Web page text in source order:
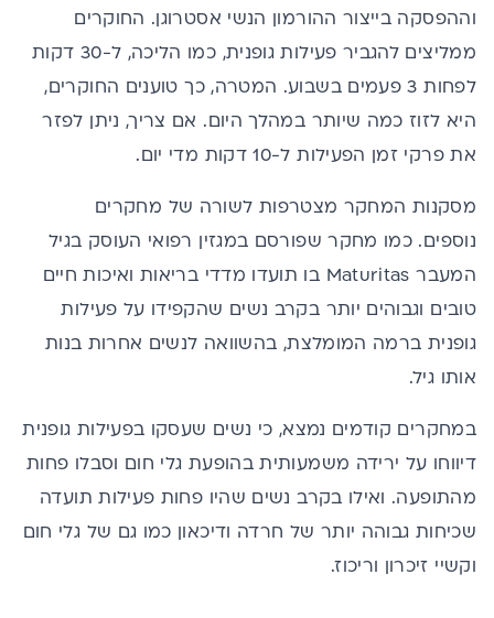
וההפסקה בייצור ההורמון הנשי אסטרוגן. החוקרים
ממליצים להגביר פעילות גופנית, כמו הליכה, ל-30 דקות
לפחות 3 פעמים בשבוע. המטרה, כך טוענים החוקרים,
היא לזוז כמה שיותר במהלך היום. אם צריך, ניתן לפזר
את פרקי זמן הפעילות ל-10 דקות מדי יום.
מסקנות המחקר מצטרפות לשורה של מחקרים
נוספים. כמו מחקר שפורסם במגזין רפואי העוסק בגיל
המעבר Maturitas בו תועדו מדדי בריאות ואיכות חיים
טובים וגבוהים יותר בקרב נשים שהקפידו על פעילות
גופנית ברמה המומלצת, בהשוואה לנשים אחרות בנות
אותו גיל.
במחקרים קודמים נמצא, כי נשים שעסקו בפעילות גופנית
דיווחו על ירידה משמעותית בהופעת גלי חום וסבלו פחות
מהתופעה. ואילו בקרב נשים שהיו פחות פעילות תועדה
שכיחות גבוהה יותר של חרדה ודיכאון כמו גם של גלי חום
וקשיי זיכרון וריכוז.